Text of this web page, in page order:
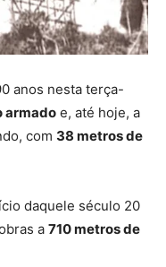
anos nesta terça-
armado e, até hoje, a
, com 38 metros de
daquele século 20
a 710 metros de